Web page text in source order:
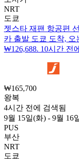
NRT
도쿄
젯스타 재팬 항공편
카 출발 도쿄 도착, 오
₩126,688. 10시간 전
₩165,700
왕복
4시간 전에 검색됨
9월 15일(화) - 9월 16
PUS
부산
NRT
도쿄